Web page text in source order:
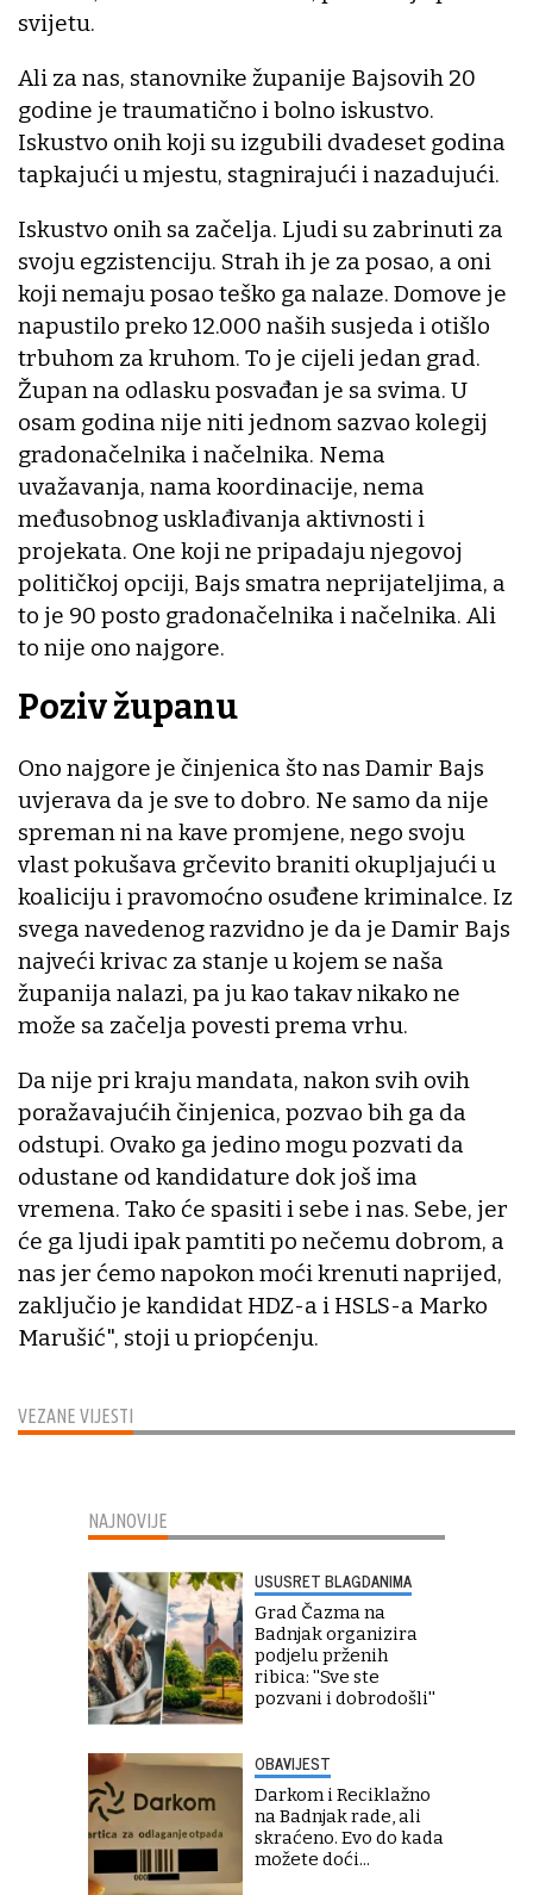
VEZANE VIJESTI
svijetu.
Ali za nas, stanovnike županije Bajsovih 20
godine je traumatično i bolno iskustvo.
Iskustvo onih koji su izgubili dvadeset godina
tapkajući u mjestu, stagnirajući i nazadujući.
Iskustvo onih sa začelja. Ljudi su zabrinuti za
svoju egzistenciju. Strah ih je za posao, a oni
koji nemaju posao teško ga nalaze. Domove je
napustilo preko 12.000 naših susjeda i otišlo
trbuhom za kruhom. To je cijeli jedan grad.
Župan na odlasku posvađan je sa svima. U
osam godina nije niti jednom sazvao kolegij
gradonačelnika i načelnika. Nema
uvažavanja, nama koordinacije, nema
međusobnog usklađivanja aktivnosti i
projekata. One koji ne pripadaju njegovoj
političkoj opciji, Bajs smatra neprijateljima, a
to je 90 posto gradonačelnika i načelnika. Ali
to nije ono najgore.
Poziv županu
Ono najgore je činjenica što nas Damir Bajs
uvjerava da je sve to dobro. Ne samo da nije
spreman ni na kave promjene, nego svoju
vlast pokušava grčevito braniti okupljajući u
koaliciju i pravomoćno osuđene kriminalce. Iz
svega navedenog razvidno je da je Damir Bajs
najveći krivac za stanje u kojem se naša
županija nalazi, pa ju kao takav nikako ne
može sa začelja povesti prema vrhu.
Da nije pri kraju mandata, nakon svih ovih
poražavajućih činjenica, pozvao bih ga da
odstupi. Ovako ga jedino mogu pozvati da
odustane od kandidature dok još ima
vremena. Tako će spasiti i sebe i nas. Sebe, jer
će ga ljudi ipak pamtiti po nečemu dobrom, a
nas jer ćemo napokon moći krenuti naprijed,
zaključio je kandidat HDZ-a i HSLS-a Marko
Marušić", stoji u priopćenju.
NAJNOVIJE
USUSRET BLAGDANIMA
Grad Čazma na
Badnjak organizira
podjelu prženih
ribica: ''Sve ste
pozvani i dobrodošli''
OBAVIJEST
Darkom i Reciklažno
na Badnjak rade, ali
skraćeno. Evo do kada
možete doći...